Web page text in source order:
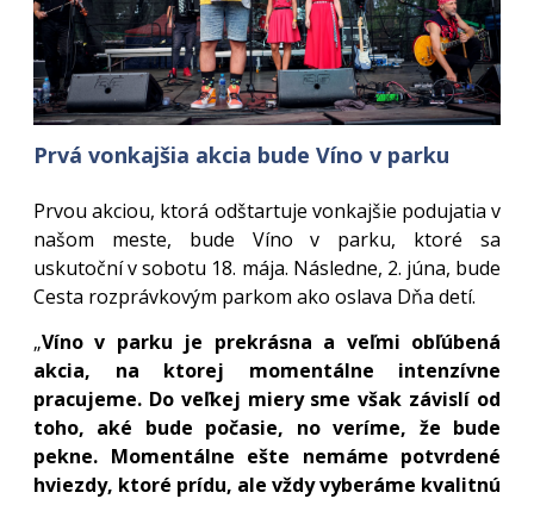
Prvá vonkajšia akcia bude Víno v parku
Prvou akciou, ktorá odštartuje vonkajšie podujatia v
našom meste, bude Víno v parku, ktoré sa
uskutoční v sobotu 18. mája. Následne, 2. júna, bude
Cesta rozprávkovým parkom ako oslava Dňa detí.
„Víno v parku je prekrásna a veľmi obľúbená
akcia, na ktorej momentálne intenzívne
pracujeme. Do veľkej miery sme však závislí od
toho, aké bude počasie, no veríme, že bude
pekne. Momentálne ešte nemáme potvrdené
hviezdy, ktoré prídu, ale vždy vyberáme kvalitnú